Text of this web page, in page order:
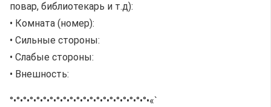
повар, библиотекарь и т.д):
• Комната (номер):
• Сильные стороны:
• Слабые стороны:
• Внешность:
°•°•°•°•°•°•°•°•°•°•°•°•°•°•°•°•°•°•°•°•°•«`